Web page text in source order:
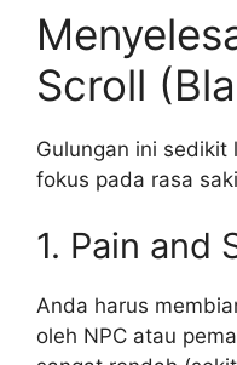
Scroll
Gulungan ini sedikit
fokus pada rasa
1. Pain and
Anda harus
oleh NPC atau